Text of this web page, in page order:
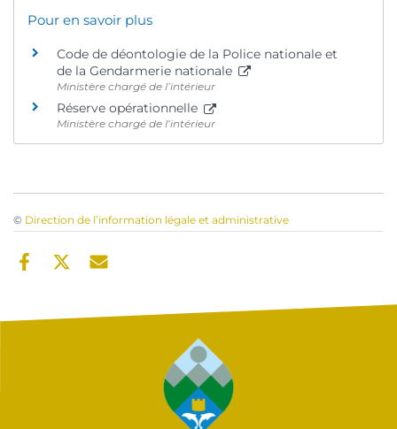
Pour en savoir plus
Code de déontologie de la Police nationale et
de la Gendarmerie nationale
Ministère chargé de l’intérieur
Réserve opérationnelle
Ministère chargé de l’intérieur
© Direction de l’information légale et administrative